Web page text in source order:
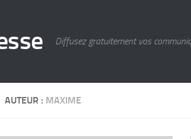
Diffusez gratuitement vos
AUTEUR : MAXIME